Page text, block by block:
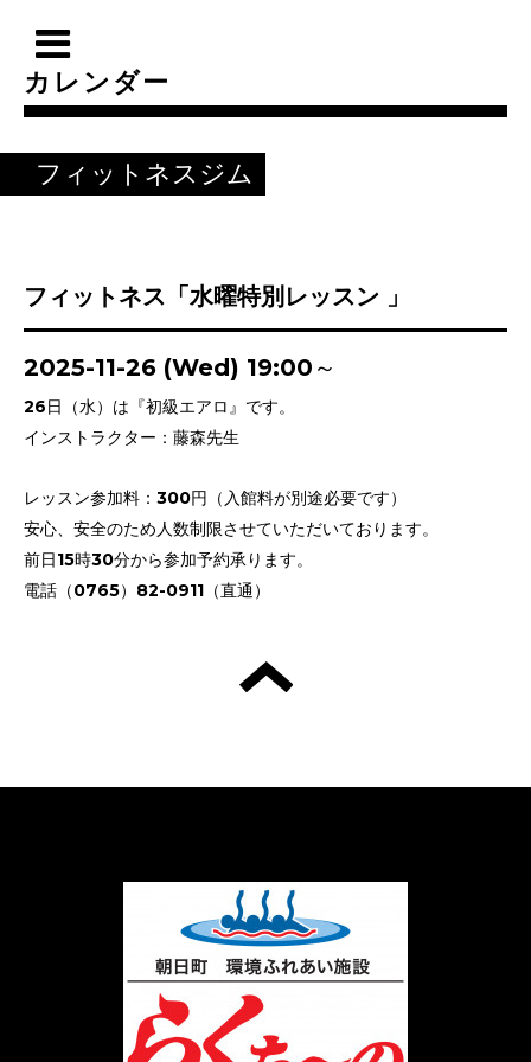
カレンダー
フィットネスジム
フィットネス「水曜特別レッスン 」
2025-11-26 (Wed) 19:00～
26日（水）は『初級エアロ』です。
インストラクター：藤森先生
レッスン参加料：300円（入館料が別途必要です）
安心、安全のため人数制限させていただいております。
前日15時30分から参加予約承ります。
電話（0765）82-0911（直通）